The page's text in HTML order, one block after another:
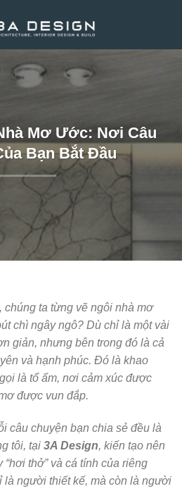
Mơ Ước: Nơi Câu
Bạn Bắt Đầu
chúng ta từng vẽ ngôi nhà mơ
chì ngây ngô? Dù chỉ là một vài
giản, nhưng bên trong đó là cả
và hạnh phúc. Đó là khao
là tổ ấm, nơi cảm xúc được
được vun đắp.
câu chuyện bạn chia sẻ đều là
tôi, tại 3A Design, kiến tạo nên
thở” và cá tính của riêng
là người thiết kế, mà còn là người